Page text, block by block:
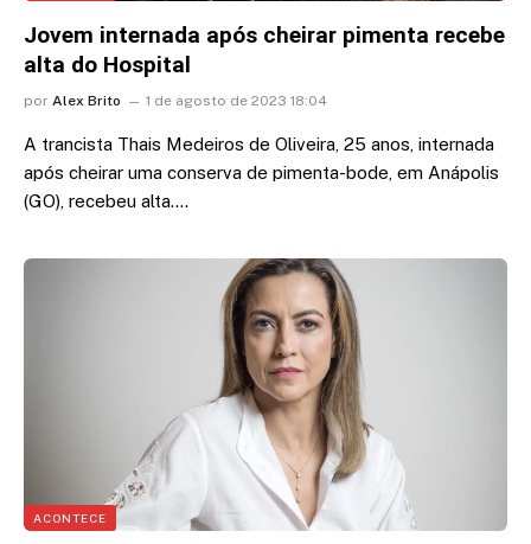
Jovem internada após cheirar pimenta recebe
alta do Hospital
por Alex Brito 1 de agosto de 2023 18:04
A trancista Thais Medeiros de Oliveira, 25 anos, internada
após cheirar uma conserva de pimenta-bode, em Anápolis
(GO), recebeu alta.…
ACONTECE